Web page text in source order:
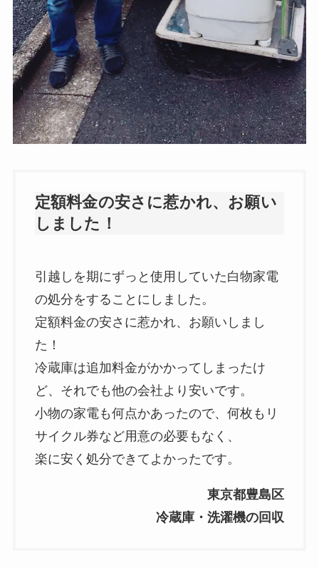
定額料金の安さに惹かれ、お願い
しました！
引越しを期にずっと使用していた白物家電
の処分をすることにしました。
定額料金の安さに惹かれ、お願いしまし
た！
冷蔵庫は追加料金がかかってしまったけ
ど、それでも他の会社より安いです。
小物の家電も何点かあったので、何枚もリ
サイクル券など用意の必要もなく、
楽に安く処分できてよかったです。
東京都豊島区
冷蔵庫・洗濯機の回収